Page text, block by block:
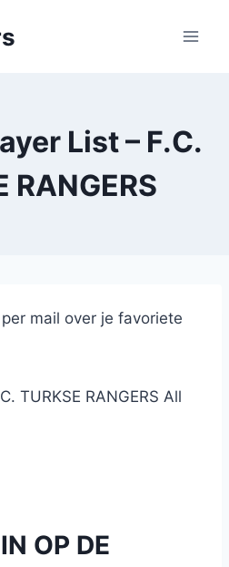
List – F.C.
RANGERS
mail over je favoriete
TURKSE RANGERS All
OP DE